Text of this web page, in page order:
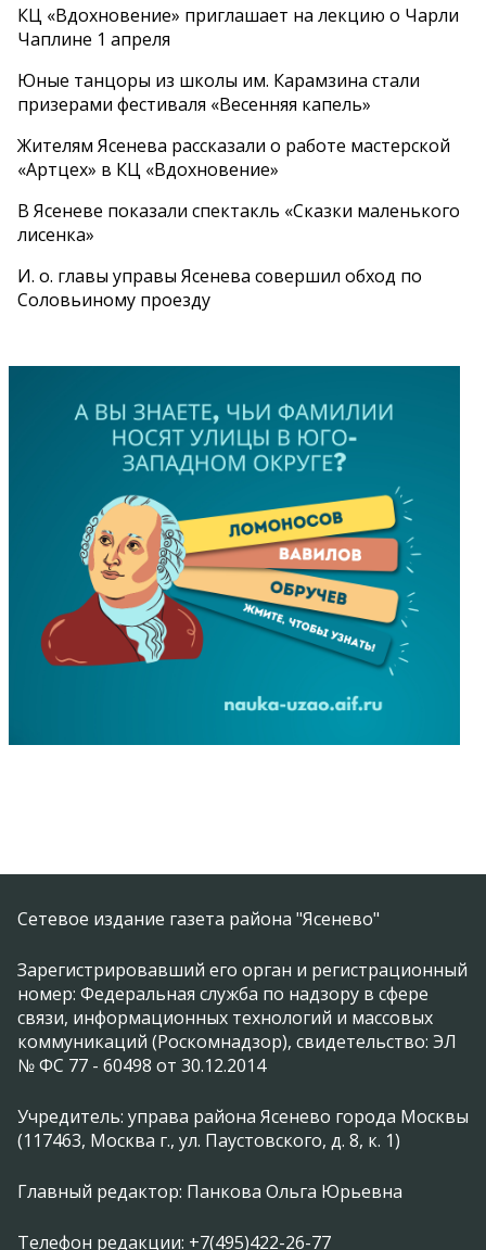
КЦ «Вдохновение» приглашает на лекцию о Чарли
Чаплине 1 апреля
Юные танцоры из школы им. Карамзина стали
призерами фестиваля «Весенняя капель»
Жителям Ясенева рассказали о работе мастерской
«Артцех» в КЦ «Вдохновение»
В Ясеневе показали спектакль «Сказки маленького
лисенка»
И. о. главы управы Ясенева совершил обход по
Соловьиному проезду
Сетевое издание газета района "Ясенево"
Зарегистрировавший его орган и регистрационный
номер: Федеральная служба по надзору в сфере
связи, информационных технологий и массовых
коммуникаций (Роскомнадзор), свидетельство: ЭЛ
№ ФС 77 - 60498 от 30.12.2014
Учредитель: управа района Ясенево города Москвы
(117463, Москва г., ул. Паустовского, д. 8, к. 1)
Главный редактор: Панкова Ольга Юрьевна
Телефон редакции: +7(495)422-26-77